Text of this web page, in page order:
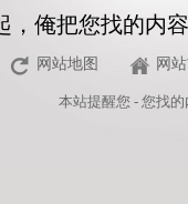
，俺把您找的内
网站地图 网
本站提醒您 - 您找